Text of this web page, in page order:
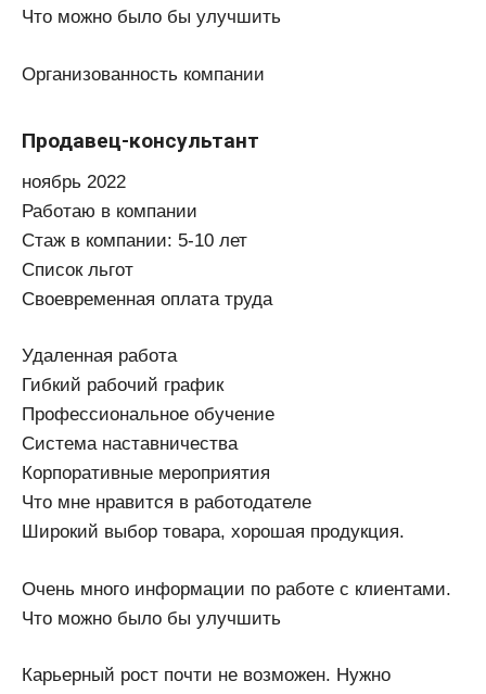
Что можно было бы улучшить
Организованность компании
Продавец-консультант
ноябрь 2022
Работаю в компании
Стаж в компании: 5-10 лет
Список льгот
Своевременная оплата труда
Удаленная работа
Гибкий рабочий график
Профессиональное обучение
Система наставничества
Корпоративные мероприятия
Что мне нравится в работодателе
Широкий выбор товара, хорошая продукция.
Очень много информации по работе с клиентами.
Что можно было бы улучшить
Карьерный рост почти не возможен. Нужно